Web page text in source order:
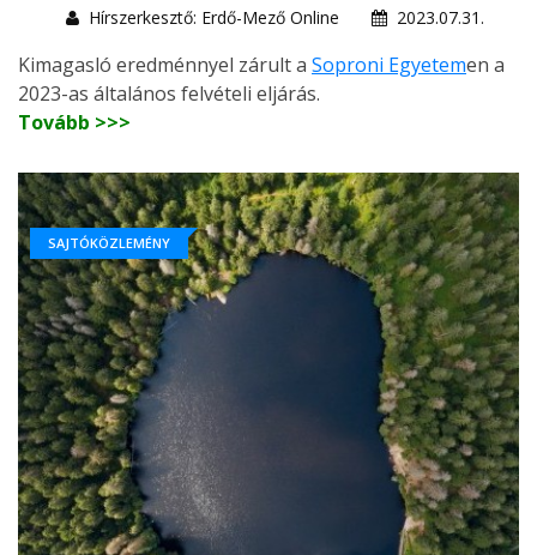
Hírszerkesztő: Erdő-Mező Online
2023.07.31.
Kimagasló eredménnyel zárult a Soproni Egyetemen a
2023-as általános felvételi eljárás.
Tovább >>>
SAJTÓKÖZLEMÉNY